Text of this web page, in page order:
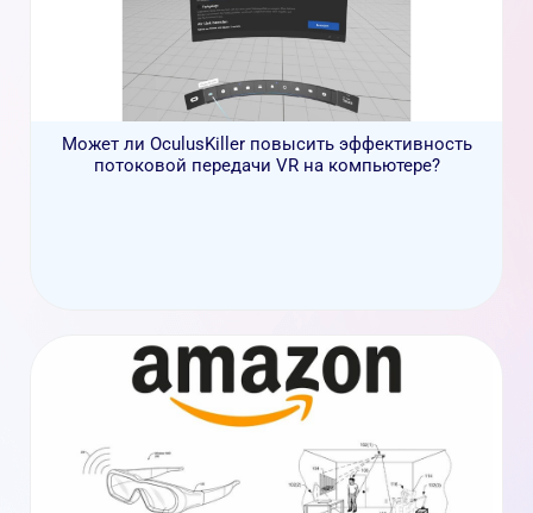
Может ли OculusKiller повысить эффективность
потоковой передачи VR на компьютере?